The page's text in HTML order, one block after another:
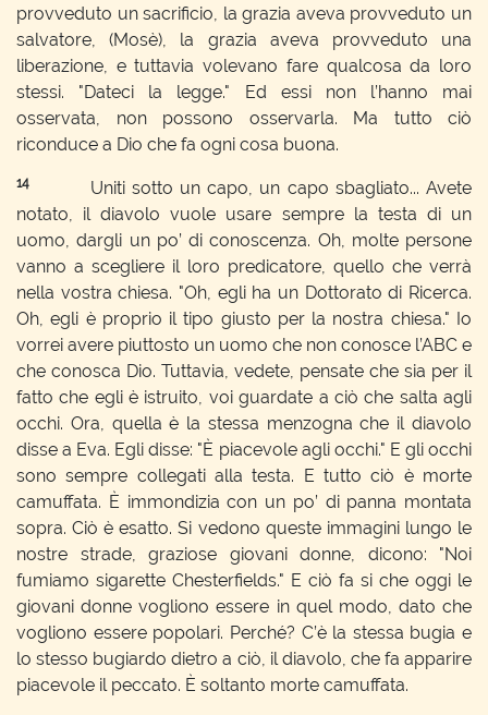
provveduto un sacrificio, la grazia aveva provveduto un
salvatore, (Mosè), la grazia aveva provveduto una
liberazione, e tuttavia volevano fare qualcosa da loro
stessi. "Dateci la legge." Ed essi non l’hanno mai
osservata, non possono osservarla. Ma tutto ciò
riconduce a Dio che fa ogni cosa buona.
14
Uniti sotto un capo, un capo sbagliato... Avete
notato, il diavolo vuole usare sempre la testa di un
uomo, dargli un po’ di conoscenza. Oh, molte persone
vanno a scegliere il loro predicatore, quello che verrà
nella vostra chiesa. "Oh, egli ha un Dottorato di Ricerca.
Oh, egli è proprio il tipo giusto per la nostra chiesa." Io
vorrei avere piuttosto un uomo che non conosce l’ABC e
che conosca Dio. Tuttavia, vedete, pensate che sia per il
fatto che egli è istruito, voi guardate a ciò che salta agli
occhi. Ora, quella è la stessa menzogna che il diavolo
disse a Eva. Egli disse: "È piacevole agli occhi." E gli occhi
sono sempre collegati alla testa. E tutto ciò è morte
camuffata. È immondizia con un po’ di panna montata
sopra. Ciò è esatto. Si vedono queste immagini lungo le
nostre strade, graziose giovani donne, dicono: "Noi
fumiamo sigarette Chesterfields." E ciò fa si che oggi le
giovani donne vogliono essere in quel modo, dato che
vogliono essere popolari. Perché? C’è la stessa bugia e
lo stesso bugiardo dietro a ciò, il diavolo, che fa apparire
piacevole il peccato. È soltanto morte camuffata.